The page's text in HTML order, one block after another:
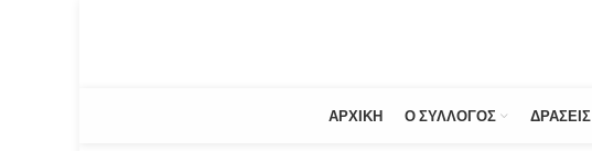
ΑΡΧΙΚΉ Ο ΣΎΛΛΟΓΟΣ ΔΡΆΣΕΙΣ